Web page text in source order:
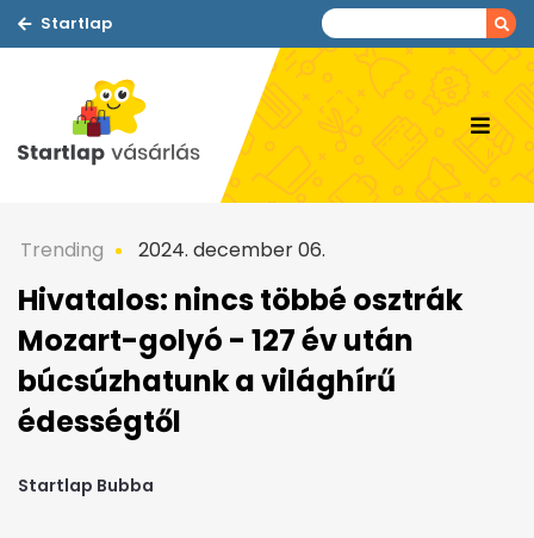
Startlap
Trending 2024. december 06.
Hivatalos: nincs többé osztrák
Mozart-golyó - 127 év után
búcsúzhatunk a világhírű
édességtől
Startlap Bubba